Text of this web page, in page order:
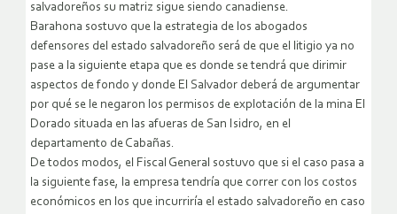
salvadoreños su matriz sigue siendo canadiense.
Barahona sostuvo que la estrategia de los abogados
defensores del estado salvadoreño será de que el litigio ya no
pase a la siguiente etapa que es donde se tendrá que dirimir
aspectos de fondo y donde El Salvador deberá de argumentar
por qué se le negaron los permisos de explotación de la mina El
Dorado situada en las afueras de San Isidro, en el
departamento de Cabañas.
De todos modos, el Fiscal General sostuvo que si el caso pasa a
la siguiente fase, la empresa tendría que correr con los costos
económicos en los que incurriría el estado salvadoreño en caso